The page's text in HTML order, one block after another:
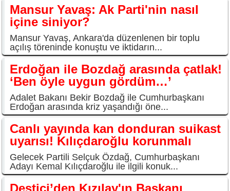
Mansur Yavaş: Ak Parti'nin nasıl
içine siniyor?
Mansur Yavaş, Ankara'da düzenlenen bir toplu
açılış töreninde konuştu ve iktidarın...
Erdoğan ile Bozdağ arasında çatlak!
‘Ben öyle uygun gördüm…’
Adalet Bakanı Bekir Bozdağ ile Cumhurbaşkanı
Erdoğan arasında kriz yaşandığı öne...
Canlı yayında kan donduran suikast
uyarısı! Kılıçdaroğlu korunmalı
Gelecek Partili Selçuk Özdağ, Cumhurbaşkanı
Adayı Kemal Kılıçdaroğlu ile ilgili konuk...